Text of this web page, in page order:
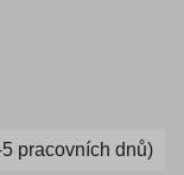
pracovních dnů)